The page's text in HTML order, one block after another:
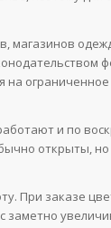
магазинов
и по
открыты,
При заказе
заметно